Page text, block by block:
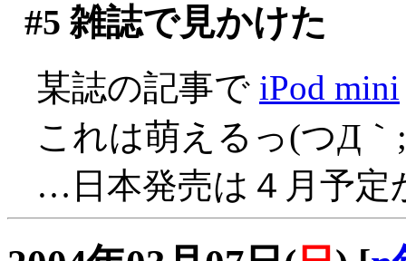
#5 雑誌で見かけた
某誌の記事で iPod mini
これは萌えるっ(つД｀
…日本発売は４月予